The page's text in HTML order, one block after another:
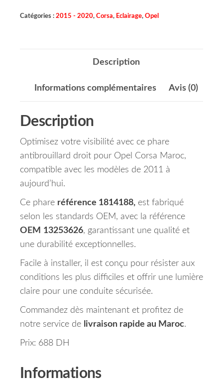
Catégories : 2015 - 2020, Corsa, Eclairage, Opel
Description
Informations complémentaires Avis (0)
Description
Optimisez votre visibilité avec ce phare
antibrouillard droit pour Opel Corsa Maroc,
compatible avec les modèles de 2011 à
aujourd’hui.
Ce phare référence 1814188, est fabriqué
selon les standards OEM, avec la référence
OEM 13253626, garantissant une qualité et
une durabilité exceptionnelles.
Facile à installer, il est conçu pour résister aux
conditions les plus difficiles et offrir une lumière
claire pour une conduite sécurisée.
Commandez dès maintenant et profitez de
notre service de livraison rapide au Maroc.
Prix: 688 DH
Informations